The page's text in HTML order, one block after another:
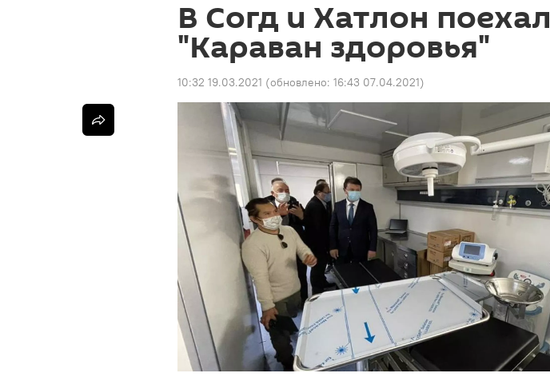
В Согд и Хатлон поехал
"Караван здоровья"
10:32 19.03.2021 (обновлено: 16:43 07.04.2021)